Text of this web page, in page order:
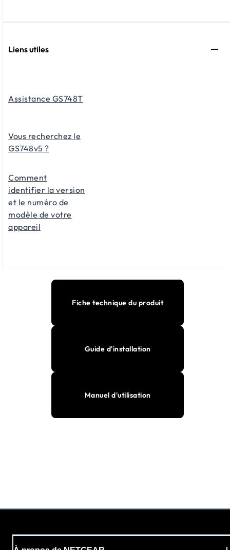
Liens utiles
Assistance GS748T
Vous recherchez le
GS748v5 ?
Comment
identifier la version
et le numéro de
modèle de votre
appareil
Fiche technique du produit
Guide d'installation
Manuel d'utilisation